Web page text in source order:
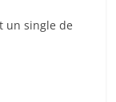
un single de